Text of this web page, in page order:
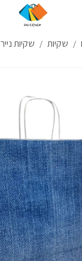
/ שקיות / שקיות נייר